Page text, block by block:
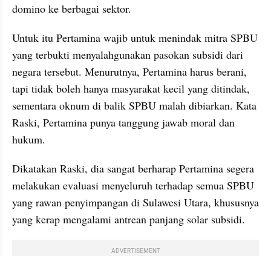
domino ke berbagai sektor.
Untuk itu Pertamina wajib untuk menindak mitra SPBU
yang terbukti menyalahgunakan pasokan subsidi dari
negara tersebut. Menurutnya, Pertamina harus berani,
tapi tidak boleh hanya masyarakat kecil yang ditindak,
sementara oknum di balik SPBU malah dibiarkan. Kata
Raski, Pertamina punya tanggung jawab moral dan
hukum.
Dikatakan Raski, dia sangat berharap Pertamina segera
melakukan evaluasi menyeluruh terhadap semua SPBU
yang rawan penyimpangan di Sulawesi Utara, khususnya
yang kerap mengalami antrean panjang solar subsidi.
ADVERTISEMENT